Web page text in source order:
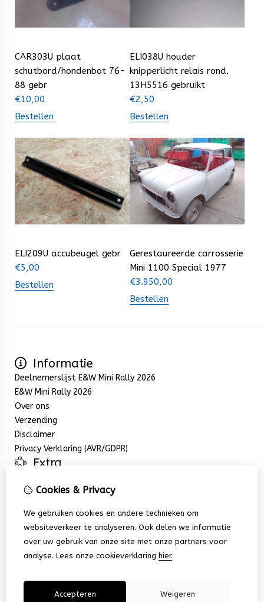
CAR303U plaat
schutbord/hondenbot 76-
88 gebr
€10,00
Bestellen
ELI038U houder
knipperlicht relais rond.
13H5516 gebruikt
€2,50
Bestellen
ELI209U accubeugel gebr
€5,00
Bestellen
Gerestaureerde carrosserie
Mini 1100 Special 1977
€3.950,00
Bestellen
Informatie
Deelnemerslijst E&W Mini Rally 2026
E&W Mini Rally 2026
Over ons
Verzending
Disclaimer
Privacy Verklaring (AVR/GDPR)
Extra
Mijn account
Bestelhistorie
Klantenservice
Contact
Cookies & Privacy
We gebruiken cookies en andere technieken om
websiteverkeer te analyseren. Ook delen we informatie
over uw gebruik van onze site met onze partners voor
analyse. Lees onze cookieverklaring hier
Accepteren Weigeren